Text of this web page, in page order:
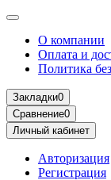
О компании
Оплата и
Политика
Закладки0
Сравнение0
Личный кабинет
Авторизация
Регистрация